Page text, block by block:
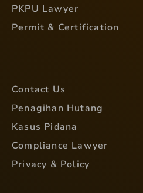
PKPU Lawyer
Permit & Certification
Contact Us
Penagihan Hutang
Kasus Pidana
Compliance Lawyer
Privacy & Policy